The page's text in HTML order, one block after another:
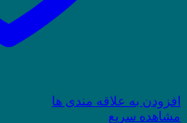
افزودن به علاقه مندی ها
مشاهده سریع